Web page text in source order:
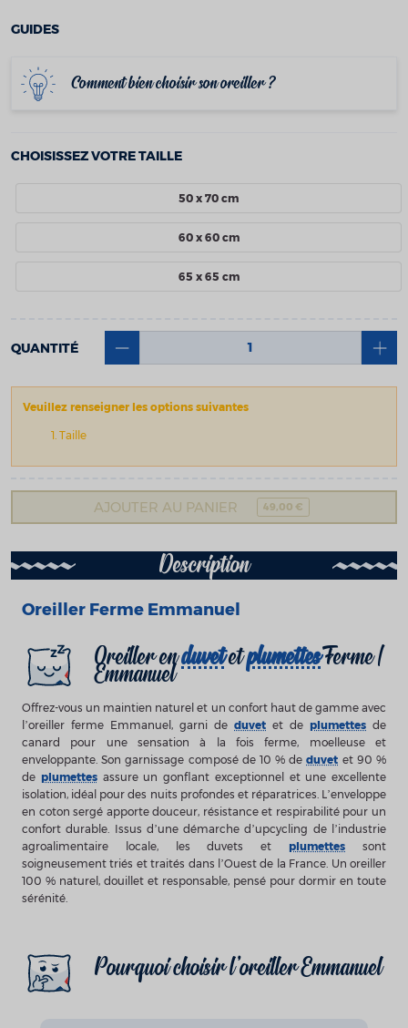
GUIDES
Comment bien choisir son oreiller ?
CHOISISSEZ VOTRE TAILLE
50 x 70 cm
60 x 60 cm
65 x 65 cm
QUANTITÉ
Veuillez renseigner les options suivantes
Taille
AJOUTER AU PANIER 49,00 €
Description
Oreiller Ferme Emmanuel
Oreiller enduvetetplumettesFerme |
Emmanuel
Offrez-vous un maintien naturel et un confort haut de gamme avec
l’oreiller ferme Emmanuel, garni de duvet et de plumettes de
canard pour une sensation à la fois ferme, moelleuse et
enveloppante. Son garnissage composé de 10 % deduvet et 90 %
de plumettesassure un gonflant exceptionnel et une excellente
isolation, idéal pour des nuits profondes et réparatrices. L’enveloppe
en coton sergé apporte douceur, résistance et respirabilité pour un
confort durable. Issus d’une démarche d’upcycling de l’industrie
agroalimentaire locale, les duvets etplumettes sont
soigneusement triés et traités dans l’Ouest de la France. Un oreiller
100 % naturel, douillet et responsable, pensé pour dormir en toute
sérénité.
Pourquoi choisir l'oreiller Emmanuel